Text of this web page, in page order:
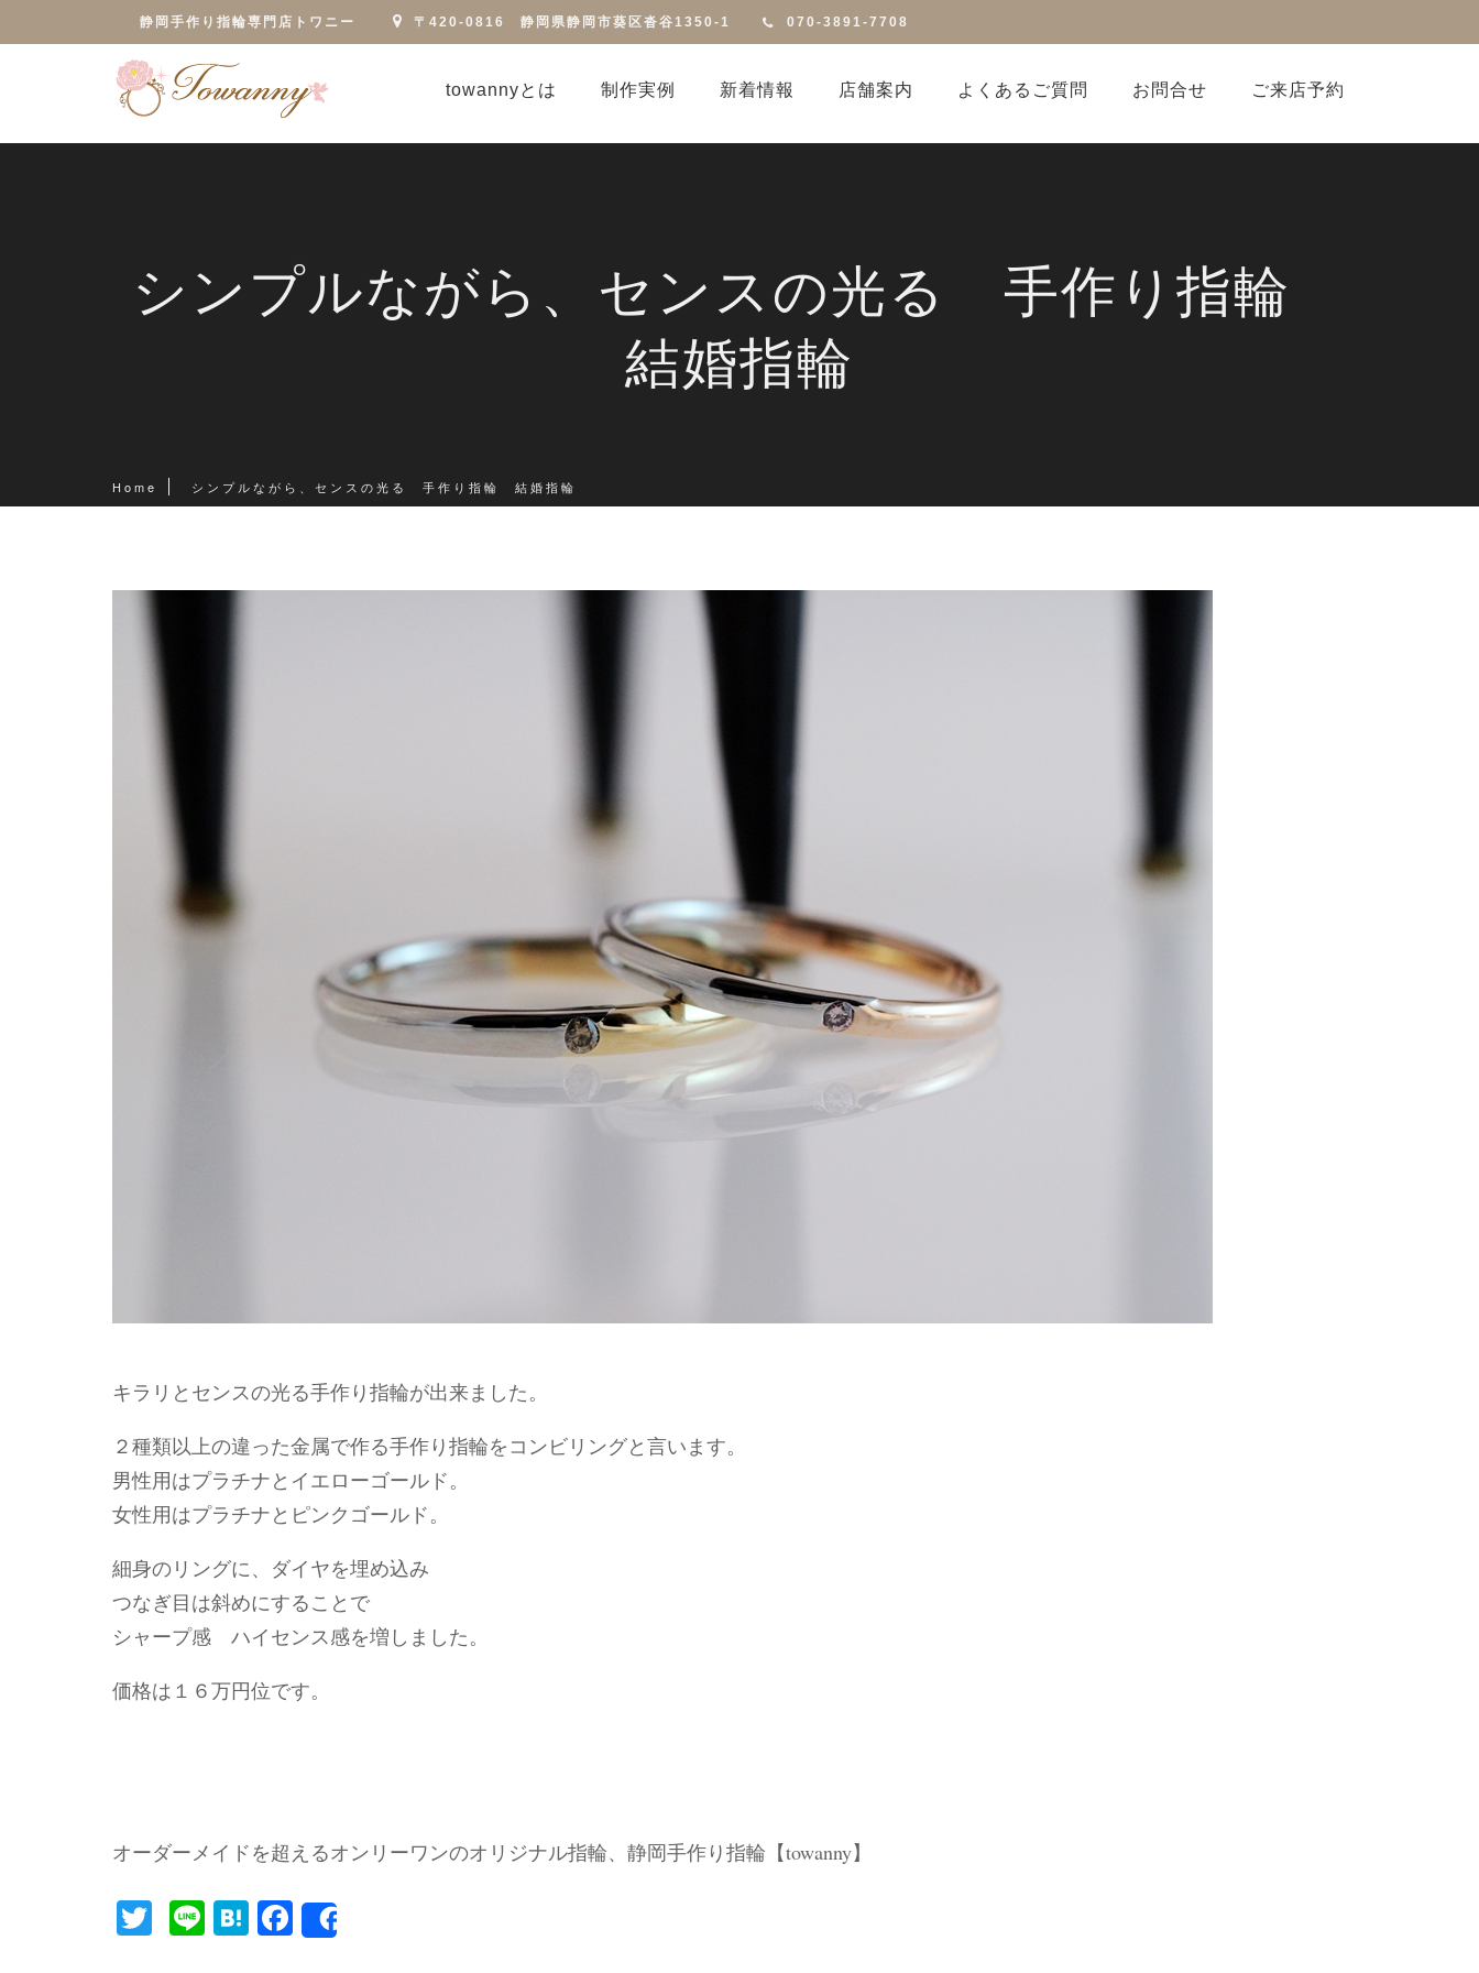
070-3891-7708
〒420-0816 静岡県静岡市葵区沓谷1350-1
静岡手作り指輪専門店トワニー
towannyとは 制作実例 新着情報 店舗案内 よくあるご質問 お問合せ ご来店予約
シンプルながら、センスの光る 手作り指輪
結婚指輪
Home シンプルながら、センスの光る 手作り指輪 結婚指輪
キラリとセンスの光る手作り指輪が出来ました。
２種類以上の違った金属で作る手作り指輪をコンビリングと言います。
男性用はプラチナとイエローゴールド。
女性用はプラチナとピンクゴールド。
細身のリングに、ダイヤを埋め込み
つなぎ目は斜めにすることで
シャープ感 ハイセンス感を増しました。
価格は１６万円位です。
オーダーメイドを超えるオンリーワンのオリジナル指輪、静岡手作り指輪【towanny】
Twitter
LineHatenaFacebook